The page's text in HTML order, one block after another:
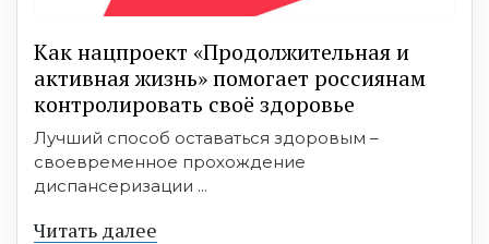
Как нацпроект «Продолжительная и
активная жизнь» помогает россиянам
контролировать своё здоровье
Лучший способ оставаться здоровым –
своевременное прохождение
диспансеризации ...
Читать далее